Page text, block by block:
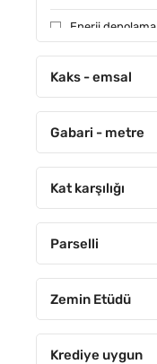
Enerji depolama
Muhtelif
Özel kullanım
Sağlık
Sera
Spor alanı
Kaks - emsal
Gabari - metre
Kat karşılığı
Parselli
Zemin Etüdü
Krediye uygun